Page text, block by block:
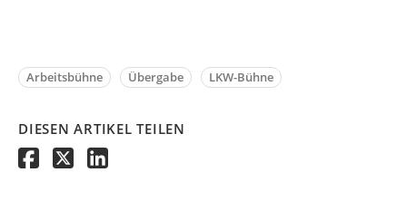
Arbeitsbühne Übergabe LKW-Bühne
DIESEN ARTIKEL TEILEN